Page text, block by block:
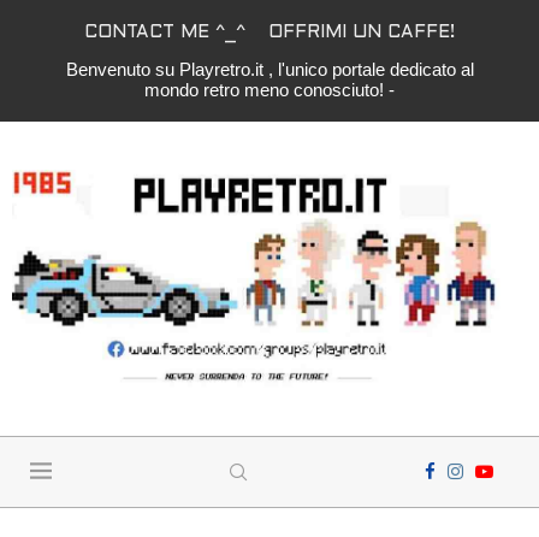
CONTACT ME ^_^ OFFRIMI UN CAFFE!
Benvenuto su Playretro.it , l'unico portale dedicato al
mondo retro meno conosciuto! -